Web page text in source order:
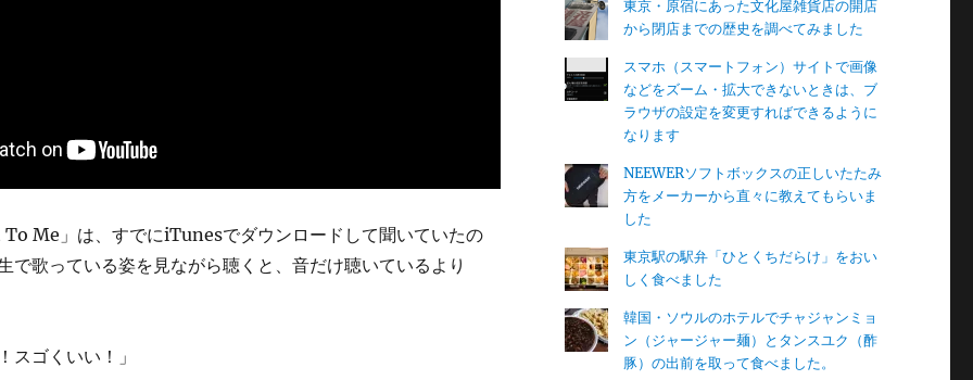
Me」は、すでにiTunesでダウンロードして聞いていたの
で歌っている姿を見ながら聴くと、音だけ聴いているより
スゴくいい！」
東京・原宿にあった文化屋雑貨店の開店
から閉店までの歴史を調べてみました
スマホ（スマートフォン）サイトで画像
などをズーム・拡大できないときは、ブ
ラウザの設定を変更すればできるように
なります
NEEWERソフトボックスの正しいたたみ
方をメーカーから直々に教えてもらいま
した
東京駅の駅弁「ひとくちだらけ」をおい
しく食べました
韓国・ソウルのホテルでチャジャンミョ
ン（ジャージャー麺）とタンスユク（酢
豚）の出前を取って食べました。